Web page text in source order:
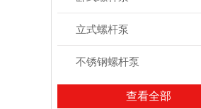
立式螺杆泵
不锈钢螺杆泵
查看全部